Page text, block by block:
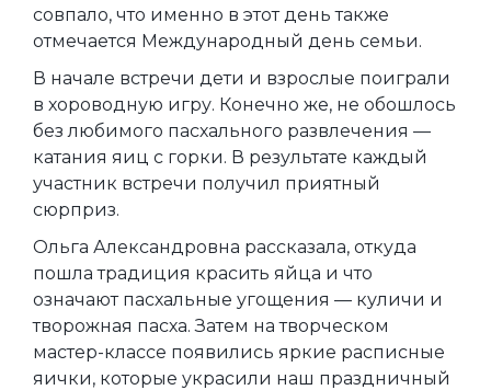
совпало, что именно в этот день также
отмечается Международный день семьи.
В начале встречи дети и взрослые поиграли
в хороводную игру. Конечно же, не обошлось
без любимого пасхального развлечения —
катания яиц с горки. В результате каждый
участник встречи получил приятный
сюрприз.
Ольга Александровна рассказала, откуда
пошла традиция красить яйца и что
означают пасхальные угощения — куличи и
творожная пасха. Затем на творческом
мастер-классе появились яркие расписные
яички, которые украсили наш праздничный